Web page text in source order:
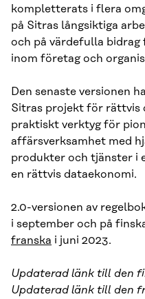
kompletterats i flera
på Sitras långsiktiga
och på värdefulla
inom företag och
Den senaste versionen
Sitras projekt för rättvis
praktiskt verktyg för
affärsverksamhet med
produkter och tjänster i
en rättvis dataekonomi.
2.0-versionen av
i september och på
franska i juni 2023.
Updaterad länk till den
Updaterad länk till den